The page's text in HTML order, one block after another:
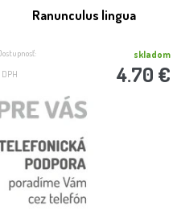
Ranunculus lingua
skladom
DPH 4.70 €